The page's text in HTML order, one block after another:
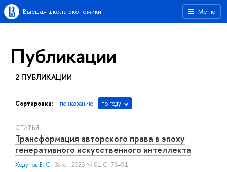
Меню
Высшая школа экономики
Публикации
2 ПУБЛИКАЦИИ
Сортировка: по названию по году
СТАТЬЯ
Трансформация авторского права в эпоху
генеративного искусственного интеллекта
Ходунов Е. С., Закон 2026 № 01 С. 78–91